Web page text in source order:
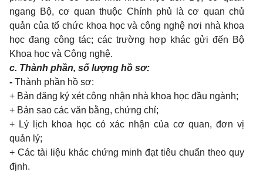
ngang Bộ, cơ quan thuộc Chính phủ là cơ quan chủ
quản của tổ chức khoa học và công nghệ nơi nhà khoa
học đang công tác; các trường hợp khác gửi đến Bộ
Khoa học và Công nghệ.
c. Thành phần, số lượng hồ sơ:
- Thành phần hồ sơ:
+ Bản đăng ký xét công nhận nhà khoa học đầu ngành;
+ Bản sao các văn bằng, chứng chỉ;
+ Lý lịch khoa học có xác nhận của cơ quan, đơn vị
quản lý;
+ Các tài liệu khác chứng minh đạt tiêu chuẩn theo quy
định.